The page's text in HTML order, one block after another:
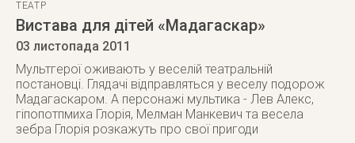
ТЕАТР
Вистава для дітей «Мадагаскар»
03 листопада 2011
Мультгерої оживають у веселій театральній
постановці. Глядачі відправляться у веселу подорож
Мадагаскаром. А персонажі мультика - Лев Алекс,
гіпопотпмиха Глорія, Мелман Манкевич та весела
зебра Глорія розкажуть про свої пригоди